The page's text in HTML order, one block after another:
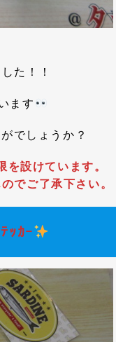
た！！
ます
でしょうか？
設けています。
でご了承下さい。
ｯｶｰ